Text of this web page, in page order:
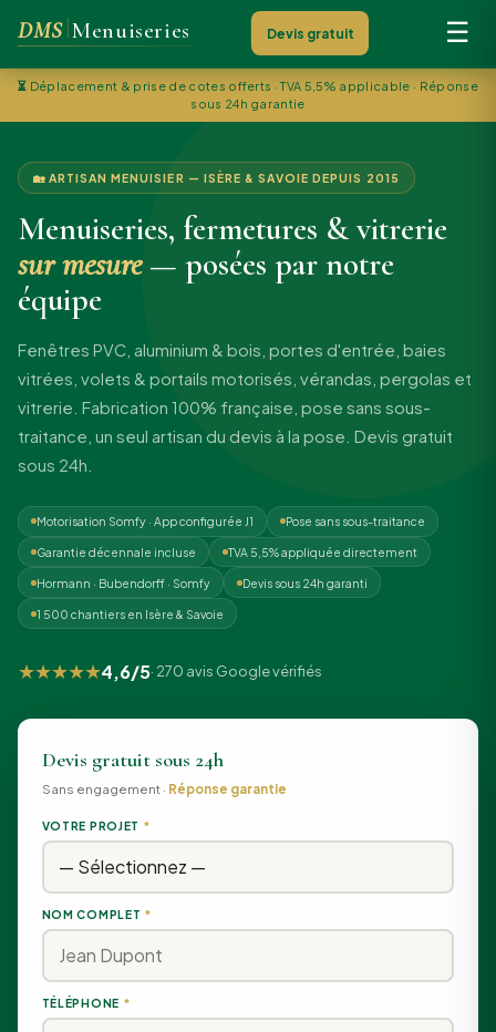
DMS Menuiseries Devis gratuit ☰
⏳ Déplacement & prise de cotes offerts · TVA 5,5% applicable · Réponse
sous 24h garantie
🏡 ARTISAN MENUISIER — ISÈRE & SAVOIE DEPUIS 2015
Menuiseries, fermetures & vitrerie
sur mesure— posées par notre
équipe
Fenêtres PVC, aluminium & bois, portes d'entrée, baies
vitrées, volets & portails motorisés, vérandas, pergolas et
vitrerie. Fabrication 100% française, pose sans sous-
traitance, un seul artisan du devis à la pose. Devis gratuit
sous 24h.
Motorisation Somfy · App configurée J1 Pose sans sous-traitance
Garantie décennale incluse TVA 5,5% appliquée directement
Hormann · Bubendorff · Somfy Devis sous 24h garanti
1 500 chantiers en Isère & Savoie
★★★★★4,6/5· 270 avis Google vérifiés
Devis gratuit sous 24h
Sans engagement · Réponse garantie
VOTRE PROJET *
NOM COMPLET *
TÉLÉPHONE *